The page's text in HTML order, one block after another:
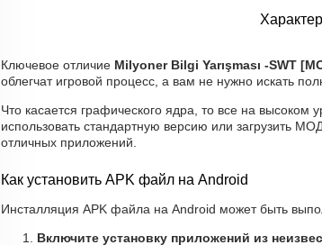
Ключевое отличие Milyoner Bilgi Yarışması -SWT
облегчат игровой процесс, а вам не нужно искать
Что касается графического ядра, то все на высоком
использовать стандартную версию или загрузить
отличных приложений.
Как установить APK файл на Android
Инсталляция APK файла на Android может быть
Включите установку приложений из